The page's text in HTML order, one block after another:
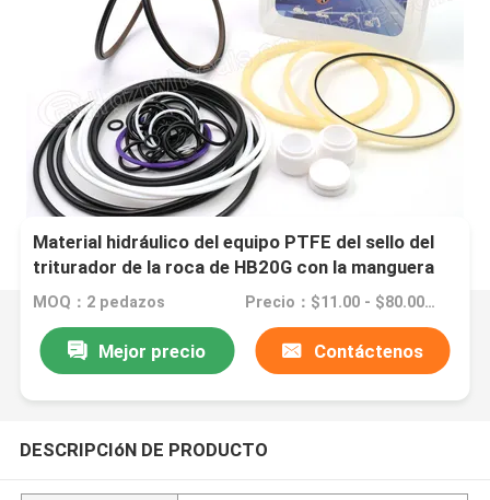
Material hidráulico del equipo PTFE del sello del
triturador de la roca de HB20G con la manguera
blanca
MOQ：2 pedazos Precio：$11.00 - $80.00/Pieces
Mejor precio Contáctenos
DESCRIPCIóN DE PRODUCTO